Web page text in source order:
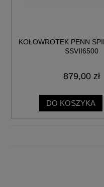
PODBIERAK DAIWA PROREX
274,56 zł
KOŁOWROTEK PENN
SSVII6500
879,00 zł
DO KOSZYKA